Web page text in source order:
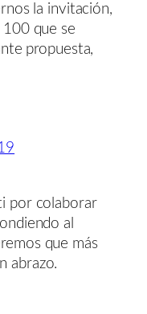
la invitación,
100 que se
propuesta,
por colaborar
al
que más
abrazo.